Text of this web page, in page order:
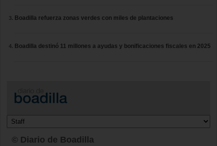
Boadilla refuerza zonas verdes con miles de plantaciones
Boadilla destinó 11 millones a ayudas y bonificaciones fiscales en 2025
© Diario de Boadilla